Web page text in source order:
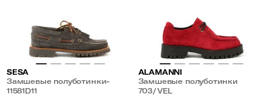
SESA
Замшевые полуботинки-
топсайдеры
11581D11
ALAMANNI
Замшевые полуботинки
703/VEL